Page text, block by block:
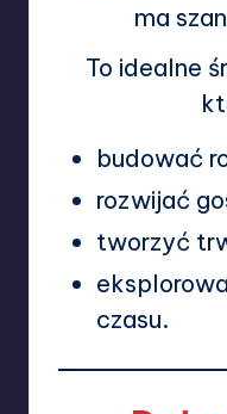
ma
To idealne
budować
rozwijać
tworzyć
czasu.